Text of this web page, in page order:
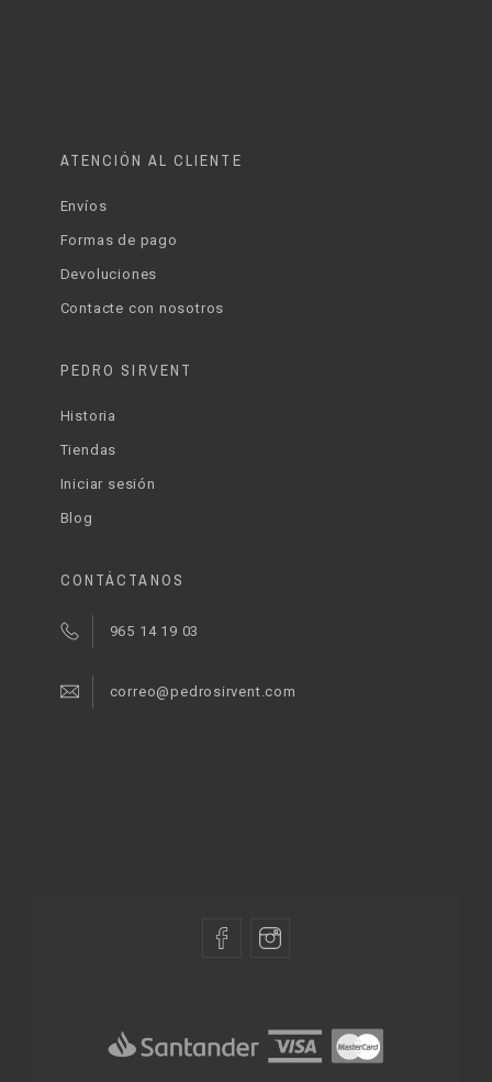
ATENCIÓN AL CLIENTE
Envíos
Formas de pago
Devoluciones
Contacte con nosotros
PEDRO SIRVENT
Historia
Tiendas
Iniciar sesión
Blog
CONTÁCTANOS
965 14 19 03
correo@pedrosirvent.com